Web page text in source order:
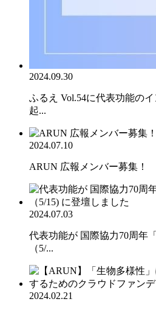
2024.09.30
ふるえ Vol.54に代表功能の
起...
2024.07.10
ARUN 広報メンバー募集！
2024.07.03
代表功能が 国際協力70周年
（5/...
2024.02.21